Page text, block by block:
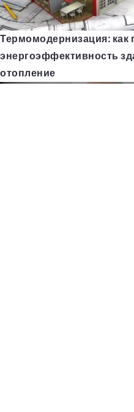
Термомодернизация: как
энергоэффективность
отопление